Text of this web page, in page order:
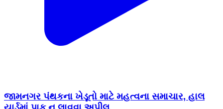
જામનગર પંથકના ખેડૂતો માટે મહત્વના સમાચાર, હાલ